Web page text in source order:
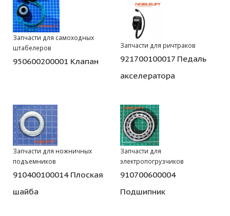
Запчасти для самоходных
штабелеров
950600200001 Клапан
Запчасти для ричтраков
921700100017 Педаль
акселератора
Запчасти для ножничных
подъемников
910400100014 Плоская
шайба
Запчасти для
электропогрузчиков
910700600004
Подшипник